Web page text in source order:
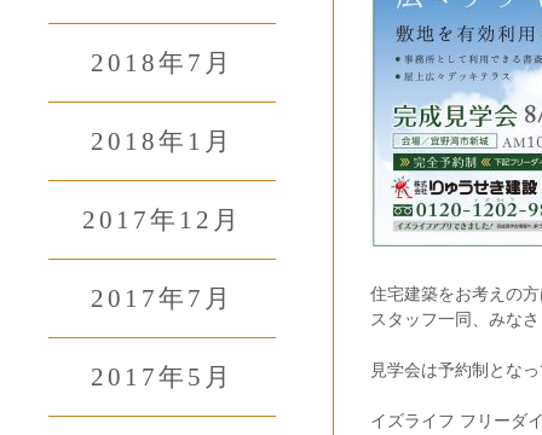
2018年7月
2018年1月
2017年12月
2017年7月
2017年5月
住宅建築をお考えの
スタッフ一同、みな
見学会は予約制とな
イズライフ フリー